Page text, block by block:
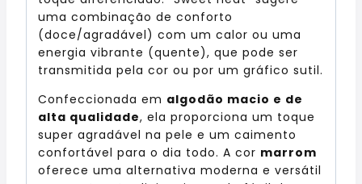
uma combinação de conforto
(doce/agradável) com um calor ou uma
energia vibrante (quente), que pode ser
transmitida pela cor ou por um gráfico sutil.
Confeccionada em algodão macio e de
alta qualidade, ela proporciona um toque
super agradável na pele e um caimento
confortável para o dia todo. A cor marrom
oferece uma alternativa moderna e versátil